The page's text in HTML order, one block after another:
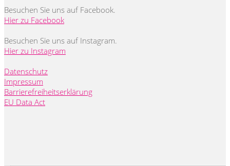
Besuchen Sie uns auf Facebook.
Hier zu Facebook
Besuchen Sie uns auf Instagram.
Hier zu Instagram
Datenschutz
Impressum
Barrierefreiheitserklärung
EU Data Act